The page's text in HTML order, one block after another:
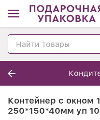
Контейнер с окном
250*150*40мм уп